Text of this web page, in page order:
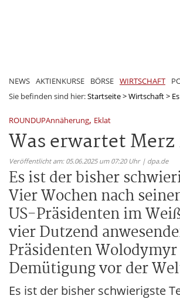
NEWS AKTIENKURSE BÖRSE WIRTSCHAFT
Sie befinden sind hier:Startseite>Wirtschaft>
ROUNDUPAnnäherung, Eklat
Was erwartet
Veröffentlicht am: 05.06.2025 um 07:20 Uhr | dpa.de
Es ist der bisher
Vier Wochen nach
US-Präsidenten im
vier Dutzend
Präsidenten
Demütigung vor der
Es ist der bisher schwierigste